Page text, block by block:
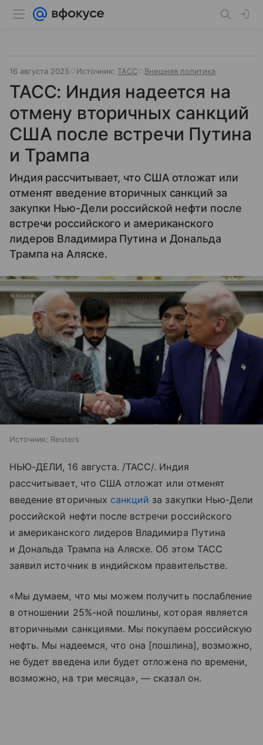
16 августа 2025 Источник: ТАСС Внешняя политика
ТАСС: Индия надеется на
отмену вторичных санкций
США после встречи Путина
и Трампа
Индия рассчитывает, что США отложат или
отменят введение вторичных санкций за
закупки Нью-Дели российской нефти после
встречи российского и американского
лидеров Владимира Путина и Дональда
Трампа на Аляске.
Источник: Reuters
НЬЮ-ДЕЛИ, 16 августа. /ТАСС/. Индия
рассчитывает, что США отложат или отменят
введение вторичных санкций за закупки Нью-Дели
российской нефти после встречи российского
и американского лидеров Владимира Путина
и Дональда Трампа на Аляске. Об этом ТАСС
заявил источник в индийском правительстве.
«Мы думаем, что мы можем получить послабление
в отношении 25%-ной пошлины, которая является
вторичными санкциями. Мы покупаем российскую
нефть. Мы надеемся, что она [пошлина], возможно,
не будет введена или будет отложена по времени,
возможно, на три месяца», — сказал он.